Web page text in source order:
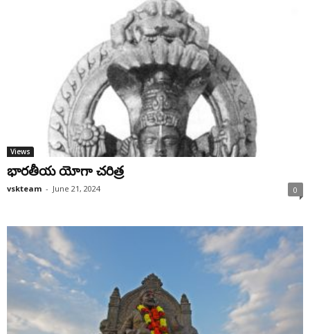
Views
భారతీయ యోగా చరిత్ర
vskteam - June 21, 2024 0